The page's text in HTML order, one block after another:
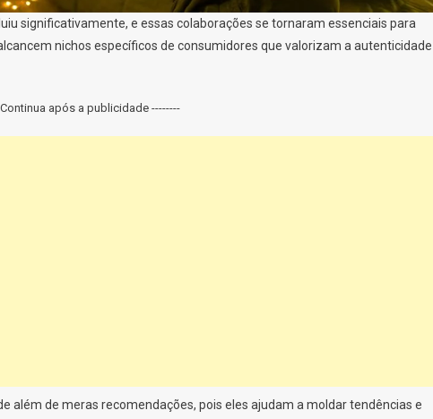
significativamente, e essas colaborações se tornaram essenciais para
nichos específicos de consumidores que valorizam a autenticidade
após a publicidade --------
além de meras recomendações, pois eles ajudam a moldar tendências e